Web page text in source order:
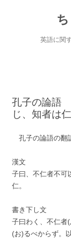
英語に関
孔子の論語
じ、知者は
孔子の論語の翻
漢文
子曰、不仁者不可
仁。
書き下し文
子曰わく、不仁者
(お)るべからず。